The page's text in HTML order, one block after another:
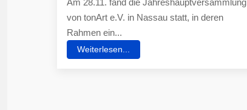
Am 28.11. fand die Jahreshauptversammlung
von tonArt e.V. in Nassau statt, in deren
Rahmen ein...
Weiterlesen...